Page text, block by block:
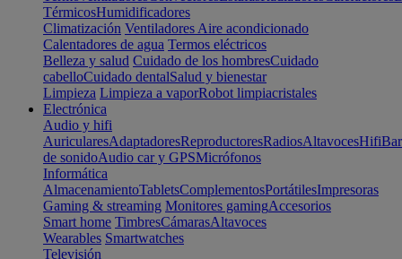
TérmicosHumidificadores
Climatización Ventiladores Aire acondicionado
Calentadores de agua Termos eléctricos
Belleza y salud Cuidado de los hombresCuidado
cabelloCuidado dentalSalud y bienestar
Limpieza Limpieza a vaporRobot limpiacristales
Electrónica
Audio y hifi
AuricularesAdaptadoresReproductoresRadiosAltavocesHifi
de sonidoAudio car y GPSMicrófonos
Informática
AlmacenamientoTabletsComplementosPortátilesImpresoras
Gaming & streaming Monitores gamingAccesorios
Smart home TimbresCámarasAltavoces
Wearables Smartwatches
Televisión